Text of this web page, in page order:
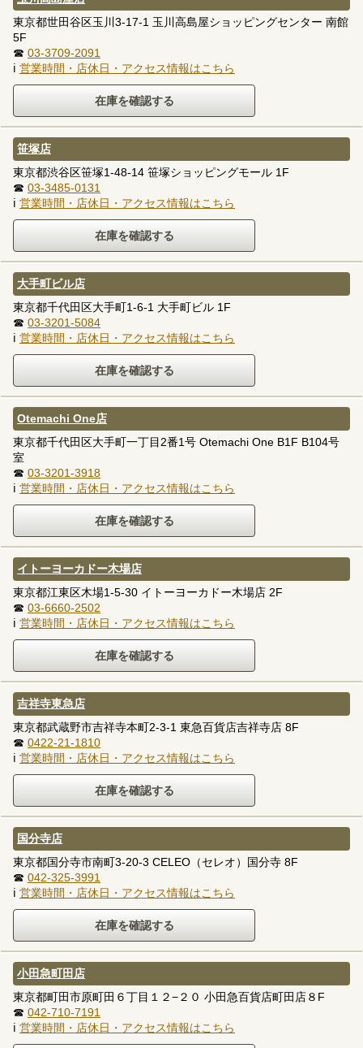
東京都世田谷区玉川3-17-1 玉川高島屋ショッピングセンター 南館
5F
☎ 03-3709-2091
ℹ 営業時間・店休日・アクセス情報はこちら
笹塚店
東京都渋谷区笹塚1-48-14 笹塚ショッピングモール 1F
☎ 03-3485-0131
ℹ 営業時間・店休日・アクセス情報はこちら
大手町ビル店
東京都千代田区大手町1-6-1 大手町ビル 1F
☎ 03-3201-5084
ℹ 営業時間・店休日・アクセス情報はこちら
Otemachi One店
東京都千代田区大手町一丁目2番1号 Otemachi One B1F B104号
室
☎ 03-3201-3918
ℹ 営業時間・店休日・アクセス情報はこちら
イトーヨーカドー木場店
東京都江東区木場1-5-30 イトーヨーカドー木場店 2F
☎ 03-6660-2502
ℹ 営業時間・店休日・アクセス情報はこちら
吉祥寺東急店
東京都武蔵野市吉祥寺本町2-3-1 東急百貨店吉祥寺店 8F
☎ 0422-21-1810
ℹ 営業時間・店休日・アクセス情報はこちら
国分寺店
東京都国分寺市南町3-20-3 CELEO（セレオ）国分寺 8F
☎ 042-325-3991
ℹ 営業時間・店休日・アクセス情報はこちら
小田急町田店
東京都町田市原町田６丁目１２−２０ 小田急百貨店町田店８F
☎ 042-710-7191
ℹ 営業時間・店休日・アクセス情報はこちら